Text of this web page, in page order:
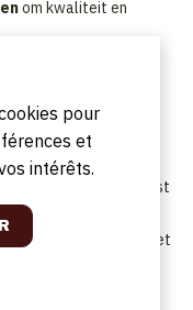
om kwaliteit en
een passie voor
tot cocktails.
ademt en elke gast
dingen maken het
pour
et
intérêts.